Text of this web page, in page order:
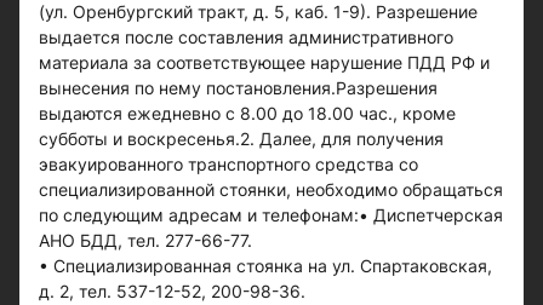
(ул. Оренбургский тракт, д. 5, каб. 1-9). Разрешение
выдается после составления административного
материала за соответствующее нарушение ПДД РФ и
вынесения по нему постановления.Разрешения
выдаются ежедневно с 8.00 до 18.00 час., кроме
субботы и воскресенья.2. Далее, для получения
эвакуированного транспортного средства со
специализированной стоянки, необходимо обращаться
по следующим адресам и телефонам:• Диспетчерская
АНО БДД, тел. 277-66-77.
• Специализированная стоянка на ул. Спартаковская,
д. 2, тел. 537-12-52, 200-98-36.